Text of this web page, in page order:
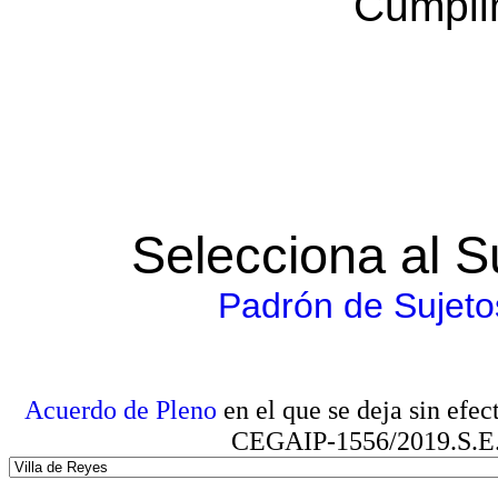
Selecciona al
Padrón de
Acuerdo de Pleno en el que se deja sin
CEGAIP-1556/